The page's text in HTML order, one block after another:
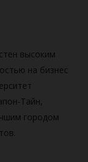
высоким
на бизнес
Тайн,
городом